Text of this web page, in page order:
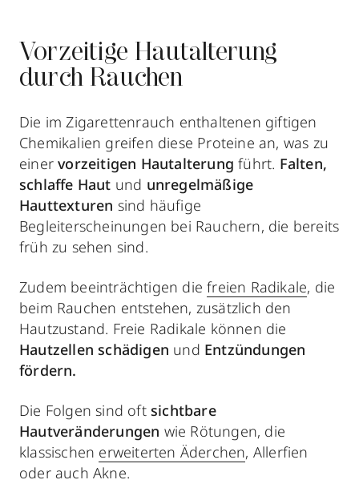
Vorzeitige Hautalterung
durch Rauchen
Die im Zigarettenrauch enthaltenen giftigen
Chemikalien greifen diese Proteine an, was zu
einervorzeitigen Hautalterung führt. Falten,
schlaffe Haut und unregelmäßige
Hauttexturen sind häufige
Begleiterscheinungen bei Rauchern, die bereits
früh zu sehen sind.
Zudem beeinträchtigen diefreien Radikale, die
beim Rauchen entstehen, zusätzlich den
Hautzustand. Freie Radikale können die
Hautzellen schädigen und Entzündungen
fördern.
Die Folgen sind oft sichtbare
Hautveränderungen wie Rötungen, die
klassischen erweiterten Äderchen, Allerfien
oder auch Akne.